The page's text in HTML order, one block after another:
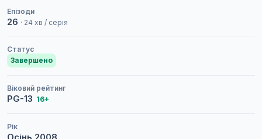
Епізоди
26 · 24 хв / серія
Статус
Завершено
Віковий рейтинг
PG-13 16+
Рік